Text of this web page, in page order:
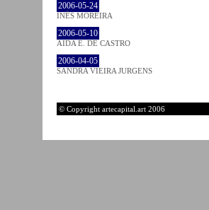
2006-05-24
INÊS MOREIRA
2006-05-10
AIDA E. DE CASTRO
2006-04-05
SANDRA VIEIRA JURGENS
© Copyright artecapital.art 2006